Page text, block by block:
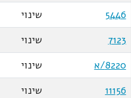
5446
שינוי
7123
שינוי
8220/א
שינוי
11156
שינוי